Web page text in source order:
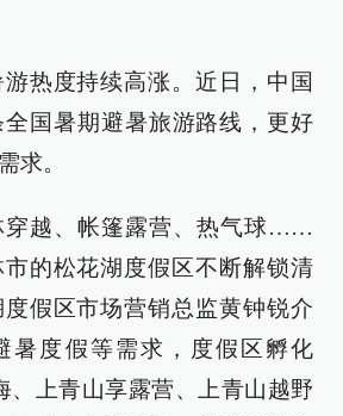
热度持续高涨。近日，中国
国暑期避暑旅游路线，更好
求。
穿越、帐篷露营、热气球……
的松花湖度假区不断解锁清
假区市场营销总监黄钟锐介
暑度假等需求，度假区孵化
、上青山享露营、上青山越野